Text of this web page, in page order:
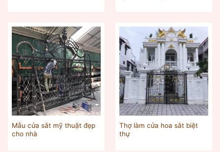
Mẫu cửa sắt mỹ thuật đẹp
cho nhà
Thợ làm cửa hoa sắt biệt
thự